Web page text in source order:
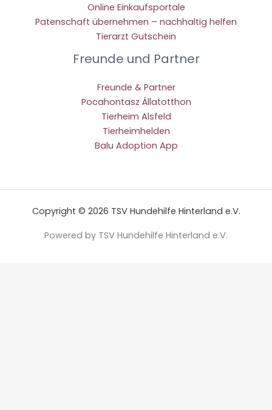
Online Einkaufsportale
Patenschaft übernehmen – nachhaltig helfen
Tierarzt Gutschein
Freunde und Partner
Freunde & Partner
Pocahontasz Állatotthon
Tierheim Alsfeld
Tierheimhelden
Balu Adoption App
Copyright © 2026 TSV Hundehilfe Hinterland e.V.
Powered by TSV Hundehilfe Hinterland e.V.